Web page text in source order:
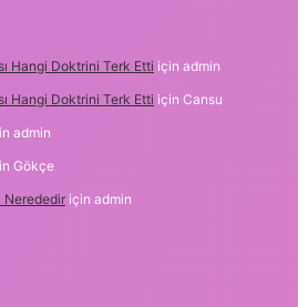
Hangi Doktrini Terk Etti için admin
Hangi Doktrini Terk Etti için Cansu
admin
Gökçe
Nerededir için admin